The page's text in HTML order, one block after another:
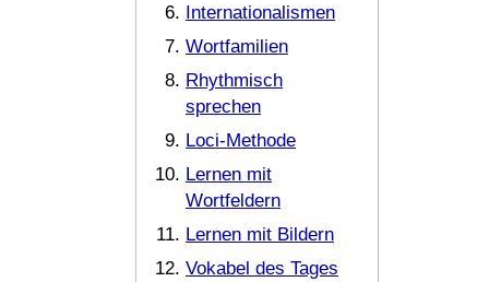
Internationalismen
Wortfamilien
Rhythmisch
sprechen
Loci-Methode
Lernen mit
Wortfeldern
Lernen mit Bildern
Vokabel des Tages